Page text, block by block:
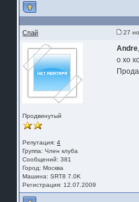
Спай 27
Продвинутый
Репутация:4
Группа:Член клуба
Сообщений: 381
Город: Москва
Машина: SRT8 7.0K
Регистрация: 12.07.2009
Andre
о хо